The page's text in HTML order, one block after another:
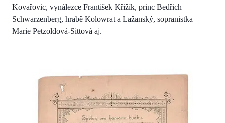
Kovařovic, vynálezce František Křižík, princ Bedřich
Schwarzenberg, hrabě Kolowrat a Lažanský, sopranistka
Marie Petzoldová-Sittová aj.